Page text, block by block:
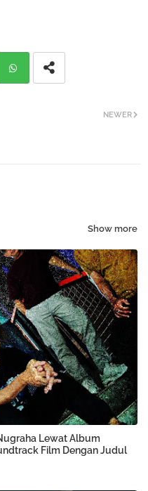
NEWER
Show more
Lewat Album
Film Dengan Judul